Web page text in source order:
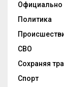
Официально
Политика
СВО
Сохраняя
Спорт